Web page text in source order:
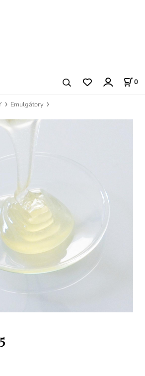
0
Emulgátory